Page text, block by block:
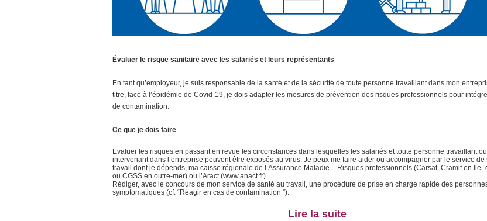
Évaluer le risque sanitaire avec les salariés et leurs représentants
En tant qu’employeur, je suis responsable de la santé et de la sécurité de toute personne travaillant dans mon
titre, face à l’épidémie de Covid-19, je dois adapter les mesures de prévention des risques professionnels pour
de contamination.
Ce que je dois faire
Evaluer les risques en passant en revue les circonstances dans lesquelles les salariés et toute personne travaillant ou
intervenant dans l’entreprise peuvent être exposés au virus. Je peux me faire aider ou accompagner par le service de
travail dont je dépends, ma caisse régionale de l’Assurance Maladie – Risques professionnels (Carsat, Cramif en Ile-
ou CGSS en outre-mer) ou l’Aract (www.anact.fr).
Rédiger, avec le concours de mon service de santé au travail, une procédure de prise en charge rapide des
symptomatiques (cf. “Réagir en cas de contamination ”).
Lire la suite